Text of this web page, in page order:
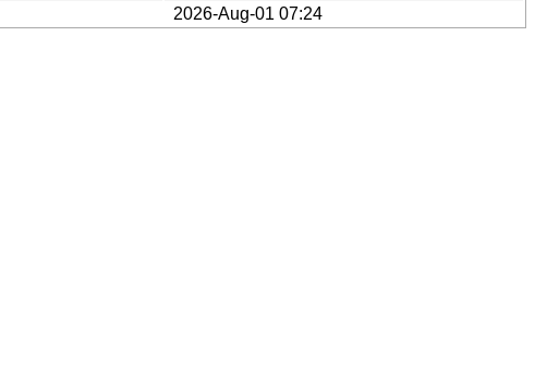
2026-Aug-01 07:24